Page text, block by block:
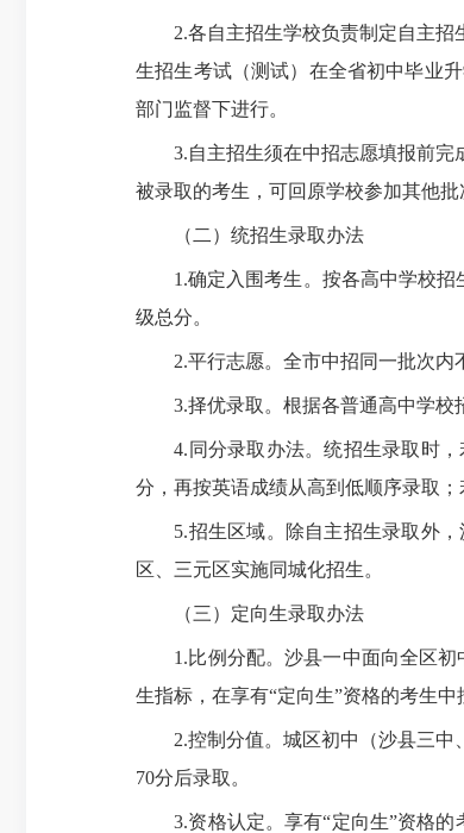
2.各自主招生学校负责制定自主招生
生招生考试（测试）在全省初中毕业
部门监督下进行。
3.自主招生须在中招志愿填报前完成
被录取的考生，可回原学校参加其他批
（二）统招生录取办法
1.确定入围考生。按各高中学校招
级总分。
2.平行志愿。全市中招同一批次内
3.择优录取。根据各普通高中学校招
4.同分录取办法。统招生录取时，
分，再按英语成绩从高到低顺序录取
5.招生区域。除自主招生录取外，
区、三元区实施同城化招生。
（三）定向生录取办法
1.比例分配。沙县一中面向全区初
生指标，在享有“定向生”资格的考生中
2.控制分值。城区初中（沙县三中、
70分后录取。
3.资格认定。享有“定向生”资格的